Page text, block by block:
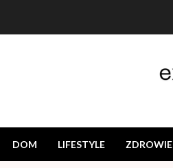
DOM LIFESTYLE ZDROWIE